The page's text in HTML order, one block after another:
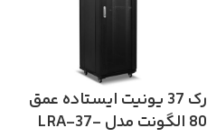
رک 37 یونیت ایستاده عمق
80 الگونت مدل LRA-37-